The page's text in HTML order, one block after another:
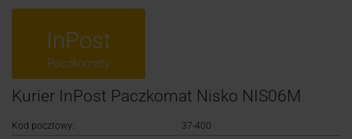
Logowanie
InPost
Paczkomaty
Kurier InPost Paczkomat Nisko NIS06M
Kod pocztowy:
37-400